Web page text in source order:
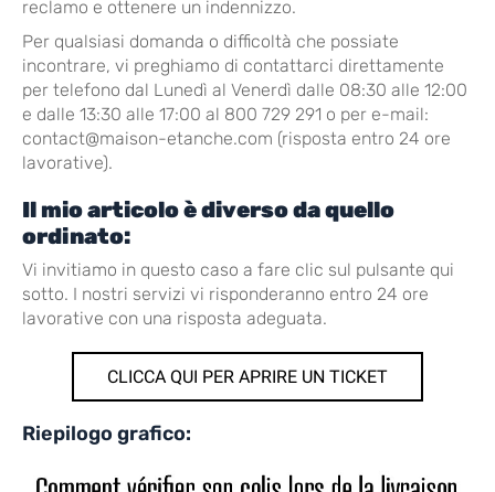
reclamo e ottenere un indennizzo.
Per qualsiasi domanda o difficoltà che possiate
incontrare, vi preghiamo di contattarci direttamente
per telefono dal Lunedì al Venerdì dalle 08:30 alle 12:00
e dalle 13:30 alle 17:00 al 800 729 291 o per e-mail:
contact@maison-etanche.com (risposta entro 24 ore
lavorative).
Il mio articolo è diverso da quello
ordinato:
Vi invitiamo in questo caso a fare clic sul pulsante qui
sotto. I nostri servizi vi risponderanno entro 24 ore
lavorative con una risposta adeguata.
CLICCA QUI PER APRIRE UN TICKET
Riepilogo grafico: